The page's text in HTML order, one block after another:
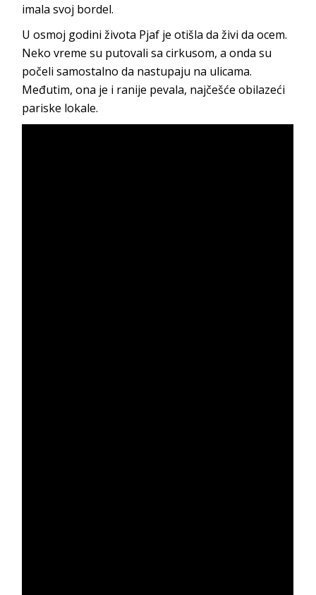
imala svoj bordel.
U osmoj godini života Pjaf je otišla da živi da ocem.
Neko vreme su putovali sa cirkusom, a onda su
počeli samostalno da nastupaju na ulicama.
Međutim, ona je i ranije pevala, najčešće obilazeći
pariske lokale.